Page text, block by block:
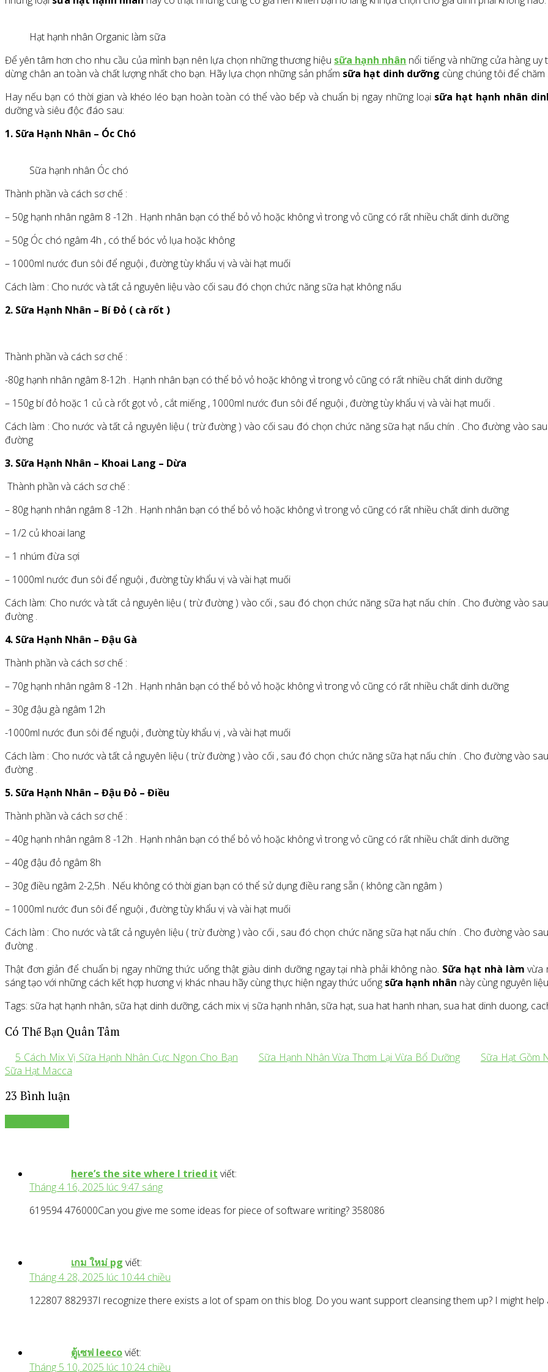
Hạt hạnh nhân Organic làm sữa
Để yên tâm hơn cho nhu cầu của mình bạn nên lựa chọn những thương hiệu sữa hạnh nhân nổi tiếng và những cửa hàng
dừng chân an toàn và chất lượng nhất cho bạn. Hãy lựa chọn những sản phẩm sữa hạt dinh dưỡng cùng chúng tôi để
Hay nếu bạn có thời gian và khéo léo bạn hoàn toàn có thể vào bếp và chuẩn bị ngay những loại sữa hạt hạnh nhân
dưỡng và siêu độc đáo sau:
1. Sữa Hạnh Nhân – Óc Chó
Sữa hạnh nhân Óc chó
Thành phần và cách sơ chế :
– 50g hạnh nhân ngâm 8 -12h . Hạnh nhân bạn có thể bỏ vỏ hoặc không vì trong vỏ cũng có rất nhiều chất dinh dưỡng
– 50g Óc chó ngâm 4h , có thể bóc vỏ lụa hoặc không
– 1000ml nước đun sôi để nguội , đường tùy khẩu vị và vài hạt muối
Cách làm : Cho nước và tất cả nguyên liệu vào cối sau đó chọn chức năng sữa hạt không nấu
2. Sữa Hạnh Nhân – Bí Đỏ ( cà rốt )
Thành phần và cách sơ chế :
-80g hạnh nhân ngâm 8-12h . Hạnh nhân bạn có thể bỏ vỏ hoặc không vì trong vỏ cũng có rất nhiều chất dinh dưỡng
– 150g bí đỏ hoặc 1 củ cà rốt gọt vỏ , cắt miếng , 1000ml nước đun sôi để nguội , đường tùy khẩu vị và vài hạt muối .
Cách làm : Cho nước và tất cả nguyên liệu ( trừ đường ) vào cối sau đó chọn chức năng sữa hạt nấu chín . Cho đường vào
đường
3. Sữa Hạnh Nhân – Khoai Lang – Dừa
Thành phần và cách sơ chế :
– 80g hạnh nhân ngâm 8 -12h . Hạnh nhân bạn có thể bỏ vỏ hoặc không vì trong vỏ cũng có rất nhiều chất dinh dưỡng
– 1/2 củ khoai lang
– 1 nhúm đừa sợi
– 1000ml nước đun sôi để nguội , đường tùy khẩu vị và vài hạt muối
Cách làm: Cho nước và tất cả nguyên liệu ( trừ đường ) vào cối , sau đó chọn chức năng sữa hạt nấu chín . Cho đường vào
đường .
4. Sữa Hạnh Nhân – Đậu Gà
Thành phần và cách sơ chế :
– 70g hạnh nhân ngâm 8 -12h . Hạnh nhân bạn có thể bỏ vỏ hoặc không vì trong vỏ cũng có rất nhiều chất dinh dưỡng
– 30g đậu gà ngâm 12h
-1000ml nước đun sôi để nguội , đường tùy khẩu vị , và vài hạt muối
Cách làm : Cho nước và tất cả nguyên liệu ( trừ đường ) vào cối , sau đó chọn chức năng sữa hạt nấu chín . Cho đường vào
đường .
5. Sữa Hạnh Nhân – Đậu Đỏ – Điều
Thành phần và cách sơ chế :
– 40g hạnh nhân ngâm 8 -12h . Hạnh nhân bạn có thể bỏ vỏ hoặc không vì trong vỏ cũng có rất nhiều chất dinh dưỡng
– 40g đậu đỏ ngâm 8h
– 30g điều ngâm 2-2,5h . Nếu không có thời gian bạn có thể sử dụng điều rang sẵn ( không cần ngâm )
– 1000ml nước đun sôi để nguội , đường tùy khẩu vị và vài hạt muối
Cách làm : Cho nước và tất cả nguyên liệu ( trừ đường ) vào cối , sau đó chọn chức năng sữa hạt nấu chín . Cho đường vào
đường .
Thật đơn giản để chuẩn bị ngay những thức uống thật giàu dinh dưỡng ngay tại nhà phải không nào. Sữa hạt nhà làm vừa
sáng tạo với những cách kết hợp hương vị khác nhau hãy cùng thực hiện ngay thức uống sữa hạnh nhân này cùng nguyên
Tags: sữa hạt hạnh nhân, sữa hạt dinh dưỡng, cách mix vị sữa hạnh nhân, sữa hạt, sua hat hanh nhan, sua hat dinh duong,
Có Thể Bạn Quân Tâm
5 Cách Mix Vị Sữa Hạnh Nhân Cực Ngon Cho Bạn Sữa Hạnh Nhân Vừa Thơm Lại Vừa Bổ Dưỡng
Sữa Hạt Gồm
Sữa Hạt Macca
23 Bình luận
here’s the site where I tried it viết:
Tháng 4 16, 2025 lúc 9:47 sáng
619594 476000Can you give me some ideas for piece of software writing? 358086
เกม ใหม่ pg viết:
Tháng 4 28, 2025 lúc 10:44 chiều
122807 882937I recognize there exists a lot of spam on this blog. Do you want support cleansing them up? I might
ตู้เซฟ leecoviết:
Tháng 5 10, 2025 lúc 10:24 chiều